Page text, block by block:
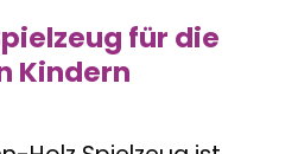
für die
Kindern